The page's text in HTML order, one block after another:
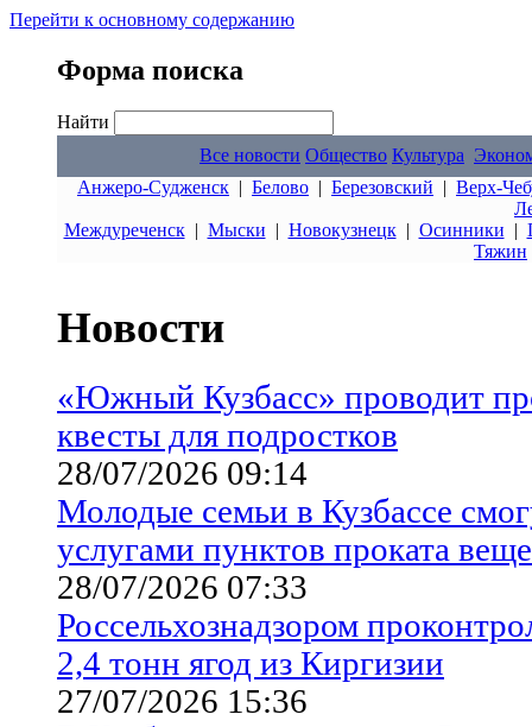
Перейти к основному содержанию
Форма поиска
Найти
Все новости Общество Культура
Анжеро-Судженск | Белово | Березовский | Верх-
Междуреченск| Мыски | Новокузнецк| Осинники |
Тяжин
Новости
«Южный Кузбасс» проводит
квесты для подростков
28/07/2026 09:14
Молодые семьи в Кузбассе
услугами пунктов проката
28/07/2026 07:33
Россельхознадзором
2,4 тонн ягод из Киргизии
27/07/2026 15:36